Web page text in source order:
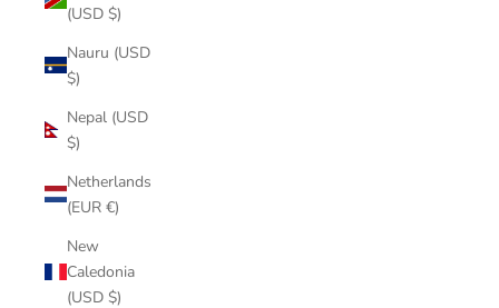
(USD $)
Nauru (USD
$)
Nepal (USD
$)
Netherlands
(EUR €)
New
Caledonia
(USD $)